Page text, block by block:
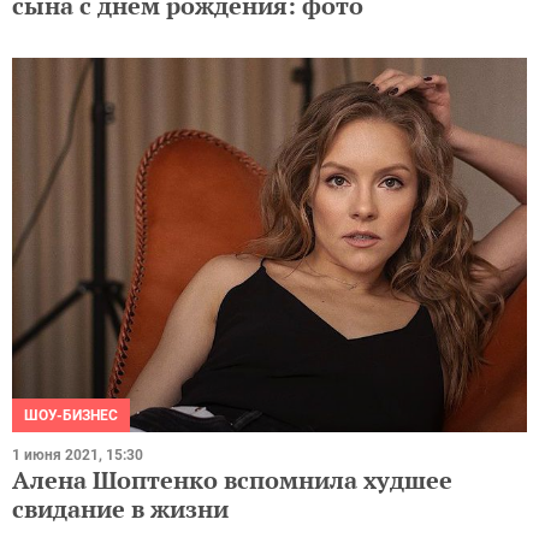
ШОУ-БИЗНЕС
1 июня 2021, 15:30
Алена Шоптенко вспомнила худшее
свидание в жизни